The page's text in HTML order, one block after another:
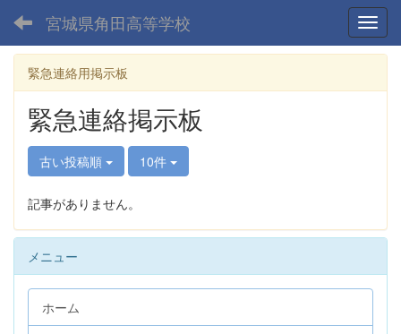
宮城県角田高等学校
緊急連絡用掲示板
緊急連絡掲示板
古い投稿順 10件
記事がありません。
メニュー
ホーム